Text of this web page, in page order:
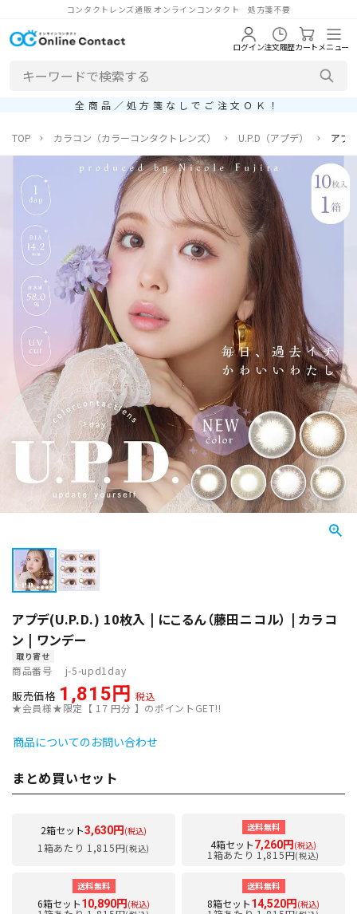
コンタクトレンズ通販 オンラインコンタクト 処方箋不要
ログイン注文履歴カートメニュー
全商品／処方箋なしでご注文ＯＫ！
TOP カラコン（カラーコンタクトレンズ） U.P.D（アプデ） アプ
アプデ(U.P.D.) 10枚入 | にこるん（藤田ニコル） | カラコ
ン | ワンデー
取り寄せ
商品番号 j-5-upd1day
販売価格 1,815
税込
★会員様★限定【 17 円分 】のポイントGET!!
商品についてのお問い合わせ
まとめ買いセット
2箱セット3,630円 (税込)
1箱あたり 1,815円(税込)
送料無料
4箱セット7,260円 (税込)
1箱あたり 1,815円(税込)
送料無料
6箱セット10,890円 (税込)
送料無料
8箱セット14,520円 (税込)